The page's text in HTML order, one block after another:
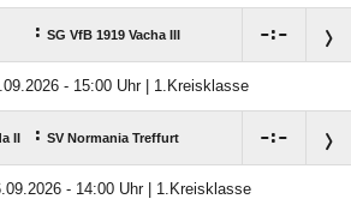
: SG VfB 1919 Vacha III :
- 15:00 Uhr | 1.Kreisklasse
II : SV Normania Treffurt :
- 14:00 Uhr | 1.Kreisklasse